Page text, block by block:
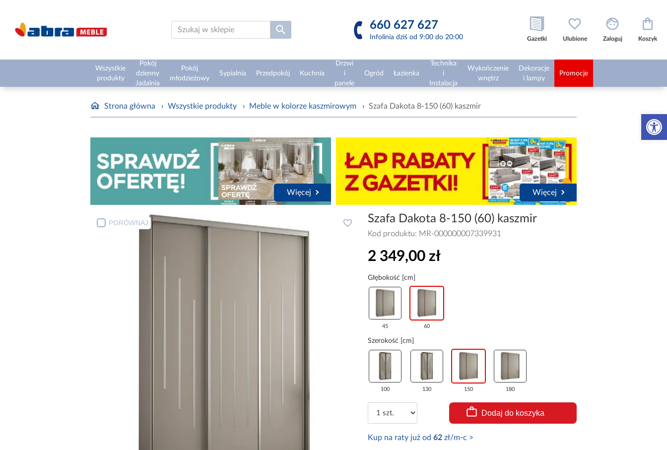
Otwórz
660 627 627
Infolinia dziś od 9:00 do 20:00 Gazetki Ulubione Zaloguj Koszyk
Wszystkie
produkty
Pokój
dzienny
Jadalnia
Pokój
młodzieżowy
Sypialnia Przedpokój Kuchnia
Drzwi
i
panele
Ogród Łazienka
Technika
i
Instalacja
Wykończenie
wnętrz
Dekoracje
i lampy
Promocje
Strona główna › Wszystkie produkty › Meble w kolorze kaszmirowym › Szafa Dakota 8-150 (60) kaszmir
Więcej Więcej
PORÓWNAJ Szafa Dakota 8-150 (60) kaszmir
Kod produktu: MR-000000007339931
2 349,00 zł
Głębokość [cm]
45 60
Szerokość [cm]
100 130 150 180
Dodaj do koszyka
Kup na raty już od 62zł/m-c >